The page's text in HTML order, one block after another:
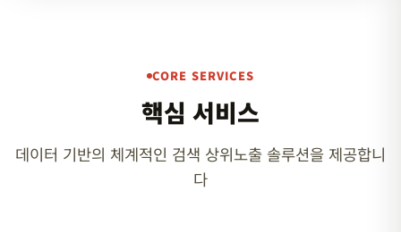
CORE SERVICES
핵심 서비스
데이터 기반의 체계적인 검색 상위노출 솔루션을 제공합니
다